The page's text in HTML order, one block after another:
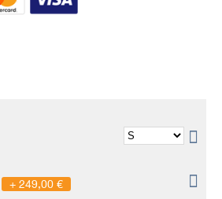
249,00 €